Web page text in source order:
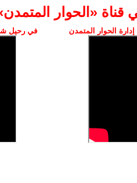
قناة ‫«الحوار
الحوار المتمدن في رحيل